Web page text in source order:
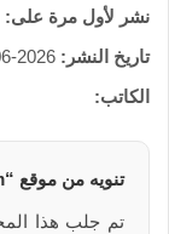
نشر لأول مرة على:
تاريخ النشر: 2026-06-06 19:51:00
الكاتب:
تنويه من موقع “beiruttime-lb.com”: